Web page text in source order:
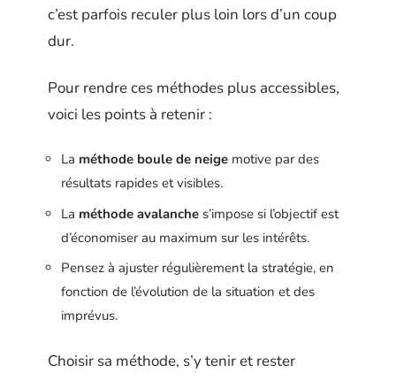
c’est parfois reculer plus loin lors d’un coup
dur.
Pour rendre ces méthodes plus accessibles,
voici les points à retenir :
La méthode boule de neige motive par des
résultats rapides et visibles.
La méthode avalanche s’impose si l’objectif est
d’économiser au maximum sur les intérêts.
Pensez à ajuster régulièrement la stratégie, en
fonction de l’évolution de la situation et des
imprévus.
Choisir sa méthode, s’y tenir et rester